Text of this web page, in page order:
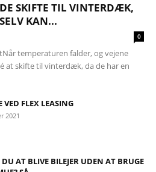
SKIFTE TIL VINTERDÆK,
KAN...
0
temperaturen falder, og vejene
at skifte til vinterdæk, da de har en
VED FLEX LEASING
2021
AT BLIVE BILEJER UDEN AT BRUGE